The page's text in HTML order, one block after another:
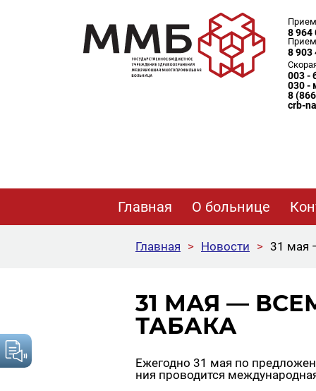
8 964
8 903
003 -
030 -
8
crb-
Главная О больнице
Главная > Новости > 31 мая
31 МАЯ —
ТАБАКА
Еже­год­но 31 мая по
ния про­во­дит­ся